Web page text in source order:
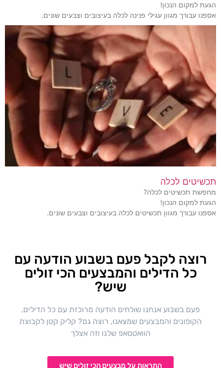
הגעת למקום הנכון!
אספנו עבורך מגוון עגילי פנינה לכלה בעיצובים וצבעים שונים.
תכשיטים לכלה
מחפשת תכשיטים לכלה?
הגעת למקום הנכון!
אספנו עבורך מגוון תכשיטים לכלה בעיצובים וצבעים שונים.
רוצה לקבל פעם בשבוע הודעה עם
כל הדילים והמבצעים הכי זולים
שיש?
פעם בשבוע אנחנו שולחים הודעה מרוכזת עם כל הדילים,
הקופונים והמבצעים שמצאנו, רוצה גם? קליק קטן לקבוצת
הוואטסאפ שלנו וזה אצלך
התראות על מבצעים הכי זולים שיש